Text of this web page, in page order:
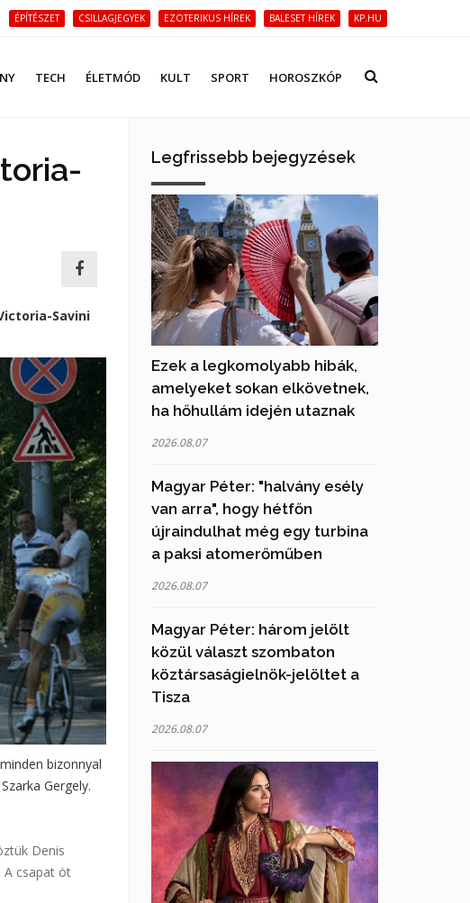
ÉPÍTÉSZET CSILLAGJEGYEK EZOTERIKUS HÍREK BALESET HÍREK KP.HU
TECH ÉLETMÓD KULT SPORT HOROSZKÓP
Savini
bizonnyal
Gergely.
Denis
A csapat öt
Legfrissebb bejegyzések
Ezek a legkomolyabb hibák,
amelyeket sokan elkövetnek,
ha hőhullám idején utaznak
2026.08.07
Magyar Péter: "halvány esély
van arra", hogy hétfőn
újraindulhat még egy turbina
a paksi atomerőműben
2026.08.07
Magyar Péter: három jelölt
közül választ szombaton
köztársaságielnök-jelöltet a
Tisza
2026.08.07